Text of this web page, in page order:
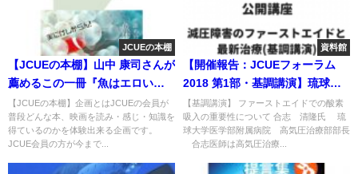
JCUEの本棚
【JCUEの本棚】山中 康司さんが
薦めるこの一冊『魚はエロい』
著者 : 瓜生知史
【JCUEの本棚】企画とはJCUEの会員が
普段どんな本、映画を読み・感じ・知識を
得ているのかを体験出来る企画です。
JCUE会員の方が今まで...
資料館
【開催報告：JCUEフォーラム
2018 第1部・基調講演】琉球大
学医学部附属病院 公開講座 減圧
障害のファーストエイドと最新
治療
【基調講演】 ファーストエイドでの酸素
吸入の重要性について 合志 清隆氏 琉
球大学医学部附属病院 高気圧治療部部長
合志医師は高気圧治療...